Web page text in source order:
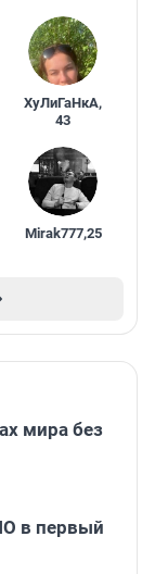
ХуЛиГаНкА,
43
Mirak777,25
мира без
в первый